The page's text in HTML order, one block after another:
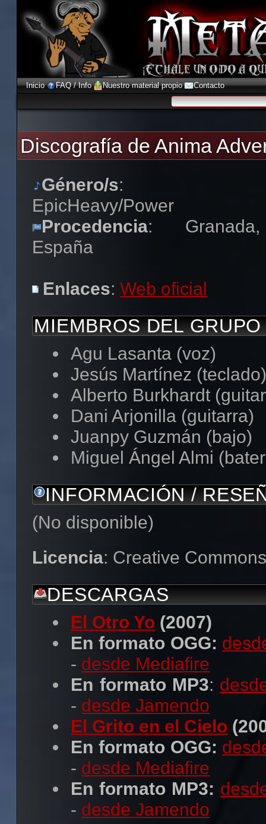
Inicio FAQ / Info Nuestro material propio Contacto
Discografía de Anima
Género/s:
EpicHeavy/Power
Procedencia: Granada,
España
Enlaces:Web oficial
MIEMBROS DEL GRUPO
Agu Lasanta (voz)
Jesús Martínez
Alberto Burkhardt
Dani Arjonilla (guitarra)
Juanpy Guzmán (bajo)
Miguel Ángel Almi
INFORMACIÓN /
(No disponible)
Licencia: Creative
DESCARGAS
El Otro Yo (2007)
En formato OGG:
- desde Mediafire
En formato MP3:
- desde Jamendo
El Grito en el Cielo
En formato OGG:
- desde Mediafire
En formato MP3:
- desde Jamendo